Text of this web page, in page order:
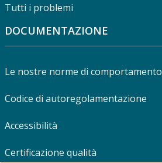
Tutti i problemi
DOCUMENTAZIONE
Le nostre norme di comportamento
Codice di autoregolamentazione
Accessibilità
Certificazione qualità